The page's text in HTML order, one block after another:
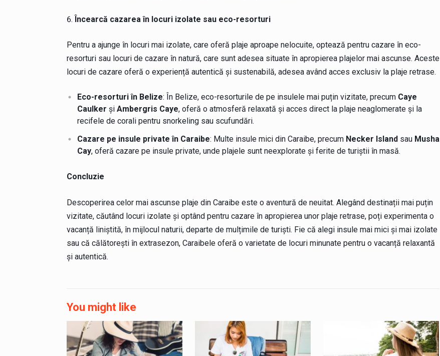
Încearcă cazarea în locuri izolate sau eco-resorturi
Pentru a ajunge în locuri mai izolate, care oferă plaje aproape nelocuite, optează pentru cazare în eco-
resorturi sau locuri de cazare în natură, care sunt adesea situate în apropierea plajelor mai ascunse. Aceste
locuri de cazare oferă o experiență autentică și sustenabilă, adesea având acces exclusiv la plaje retrase.
Eco-resorturi în Belize: În Belize, eco-resorturile de pe insulele mai puțin vizitate, precum Caye
Caulker și Ambergris Caye, oferă o atmosferă relaxată și acces direct la plaje neaglomerate și la
recifele de corali pentru snorkeling sau scufundări.
Cazare pe insule private în Caraibe: Multe insule mici din Caraibe, precum Necker Islandsau Musha
Cay, oferă cazare pe insule private, unde plajele sunt neexplorate și ferite de turiștii în masă.
Concluzie
Descoperirea celor mai ascunse plaje din Caraibe este o aventură de neuitat. Alegând destinații mai puțin
vizitate, căutând locuri izolate și optând pentru cazare în apropierea unor plaje retrase, poți experimenta o
vacanță liniștită, în mijlocul naturii, departe de mulțimile de turiști. Fie că alegi insule mai mici și mai izolate
sau că călătorești în extrasezon, Caraibele oferă o varietate de locuri minunate pentru o vacanță relaxantă
și autentică.
You might like